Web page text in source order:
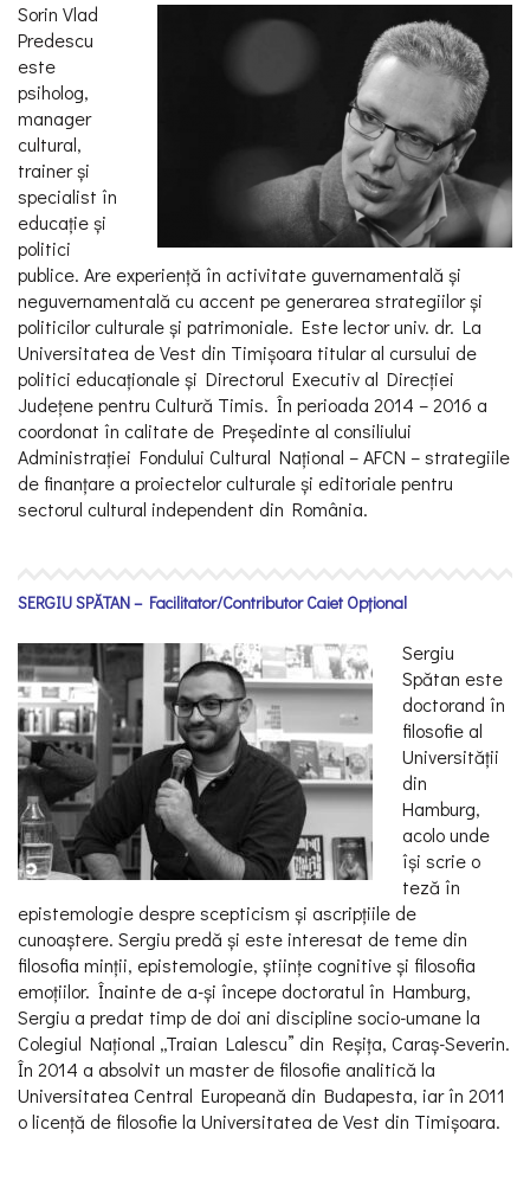
Sorin Vlad
Predescu
este
psiholog,
manager
cultural,
trainer și
specialist în
educaţie și
politici
publice. Are experienţă în activitate guvernamentală și
neguvernamentală cu accent pe generarea strategiilor și
politicilor culturale și patrimoniale. Este lector univ. dr. La
Universitatea de Vest din Timișoara titular al cursului de
politici educaţionale și Directorul Executiv al Direcţiei
Judeţene pentru Cultură Timis. În perioada 2014 – 2016 a
coordonat în calitate de Președinte al consiliului
Administraţiei Fondului Cultural Naţional – AFCN – strategiile
de finanţare a proiectelor culturale și editoriale pentru
sectorul cultural independent din România.
SERGIU SPĂTAN – Facilitator/Contributor Caiet Opțional
Sergiu
Spătan este
doctorand în
filosofie al
Universităţii
din
Hamburg,
acolo unde
își scrie o
teză în
epistemologie despre scepticism și ascripţiile de
cunoaștere. Sergiu predă și este interesat de teme din
filosofia minţii, epistemologie, știinţe cognitive și filosofia
emoţiilor. Înainte de a-și începe doctoratul în Hamburg,
Sergiu a predat timp de doi ani discipline socio-umane la
Colegiul Naţional „Traian Lalescu” din Reșiţa, Caraș-Severin.
În 2014 a absolvit un master de filosofie analitică la
Universitatea Central Europeană din Budapesta, iar în 2011
o licenţă de filosofie la Universitatea de Vest din Timișoara.